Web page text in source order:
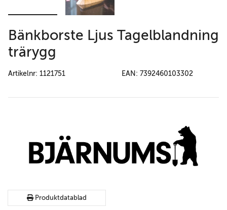
Bänkborste Ljus Tagelblandning
trärygg
Artikelnr: 1121751 EAN: 7392460103302
Produktdatablad